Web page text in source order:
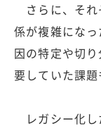
さらに、それ
係が複雑にな
因の特定や切
要していた課題
レガシー化し